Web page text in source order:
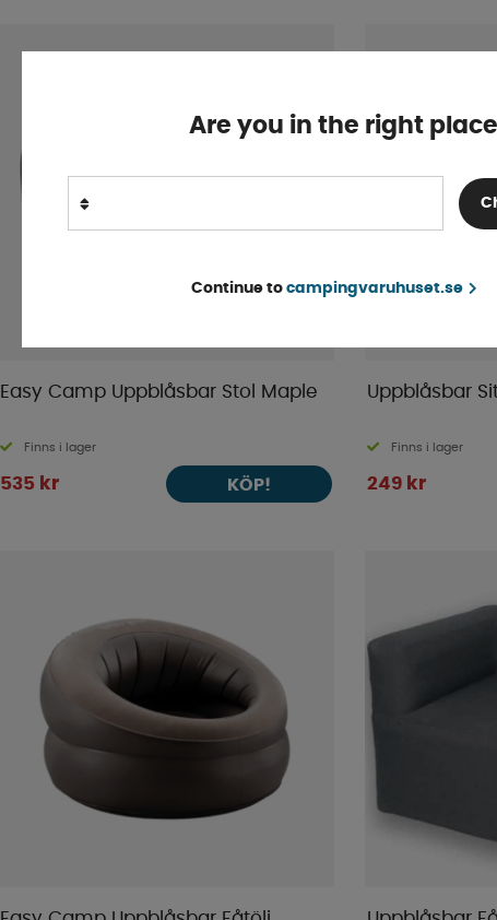
Easy Camp Uppblåsbar Stol Maple
Finns i lager
535 kr KÖP!
Uppblåsbar
Finns i lager
249 kr
Are you in the right
Continue to campingvaruhuset.se